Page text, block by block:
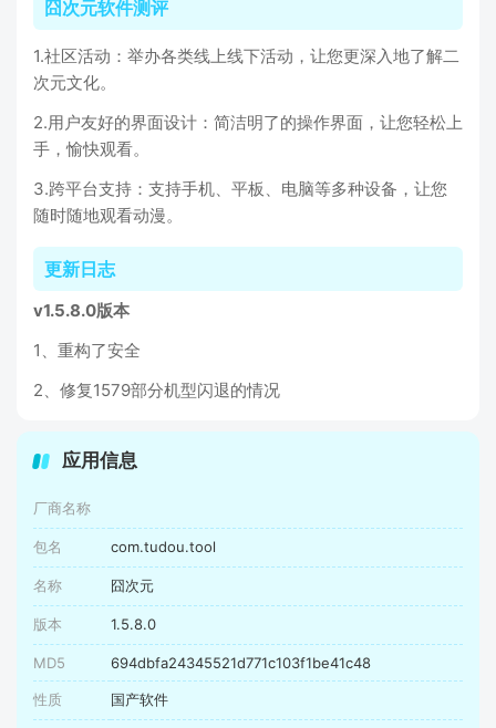
囧次元软件测评
1.社区活动：举办各类线上线下活动，让您更深入地了解二
次元文化。
2.用户友好的界面设计：简洁明了的操作界面，让您轻松上
手，愉快观看。
3.跨平台支持：支持手机、平板、电脑等多种设备，让您
随时随地观看动漫。
更新日志
v1.5.8.0版本
1、重构了安全
2、修复1579部分机型闪退的情况
应用信息
厂商名称
包名 com.tudou.tool
名称 囧次元
版本 1.5.8.0
MD5 694dbfa24345521d771c103f1be41c48
性质 国产软件